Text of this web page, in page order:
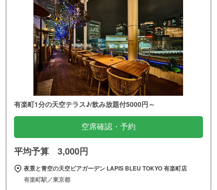
有楽町1分の天空テラス♪/飲み放題付5000円～
空席確認・予約
平均予算 3,000円
夜景と青空の天空ビアガーデン LAPIS BLEU TOKYO 有楽町店
有楽町駅／東京都